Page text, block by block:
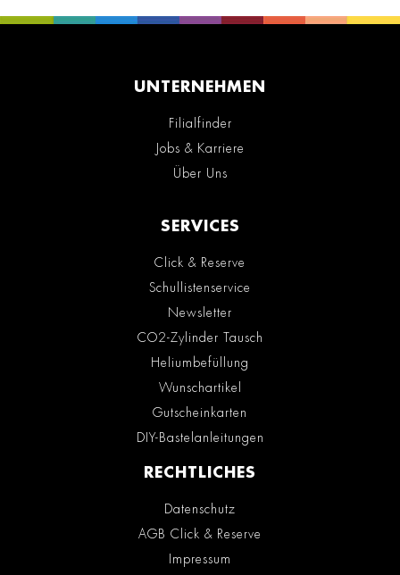
UNTERNEHMEN
Filialfinder
Jobs & Karriere
Über Uns
SERVICES
Click & Reserve
Schullistenservice
Newsletter
CO2-Zylinder Tausch
Heliumbefüllung
Wunschartikel
Gutscheinkarten
DIY-Bastelanleitungen
RECHTLICHES
Datenschutz
AGB Click & Reserve
Impressum